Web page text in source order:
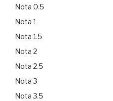
Nota 0.5
Nota 1
Nota 1.5
Nota 2
Nota 2.5
Nota 3
Nota 3.5